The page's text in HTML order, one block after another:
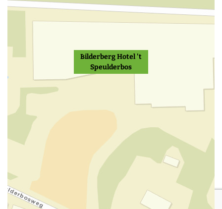
Bilderberg Hotel 't
Speulderbos